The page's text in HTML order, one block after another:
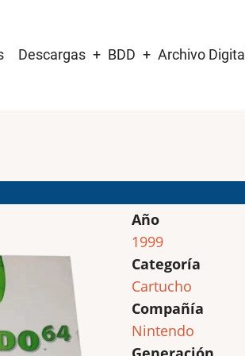
Descargas BDD Archivo Digital
Año
1999
Categoría
Cartucho
Compañía
Nintendo